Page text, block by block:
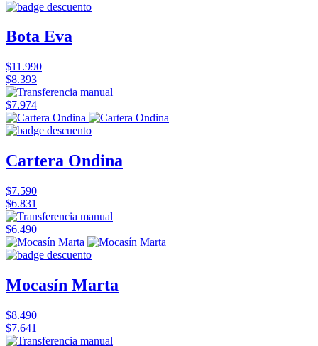
Bota Eva
$11.990
$8.393
$7.974
Cartera Ondina
$7.590
$6.831
$6.490
Mocasín Marta
$8.490
$7.641